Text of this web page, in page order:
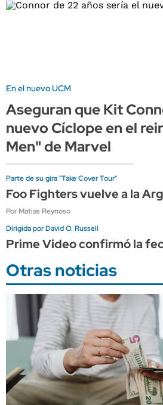
En el nuevo UCM
Aseguran que Kit
nuevo Cíclope en el
Men" de Marvel
Parte de su gira "Take Cover Tour"
Foo Fighters vuelve a la
Por Matias Reynoso
Dirigida por David O. Russell
Prime Video confirmó la
Otras noticias